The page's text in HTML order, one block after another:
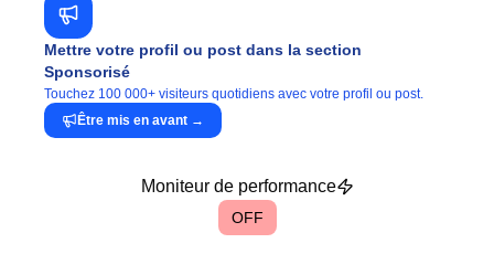
Mettre votre profil ou post dans la section
Sponsorisé
Touchez 100 000+ visiteurs quotidiens avec votre profil ou post.
Être mis en avant →
Moniteur de performance
OFF